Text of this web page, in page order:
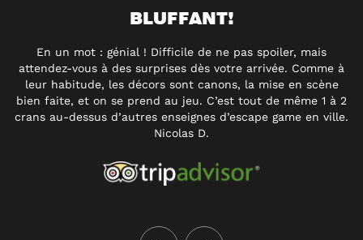
BLUFFANT!
En un mot : génial ! Difficile de ne pas spoiler, mais
attendez-vous à des surprises dès votre arrivée. Comme à
leur habitude, les décors sont canons, la mise en scène
bien faite, et on se prend au jeu. C’est tout de même 1 à 2
crans au-dessus d’autres enseignes d’escape game en ville.
Nicolas D.